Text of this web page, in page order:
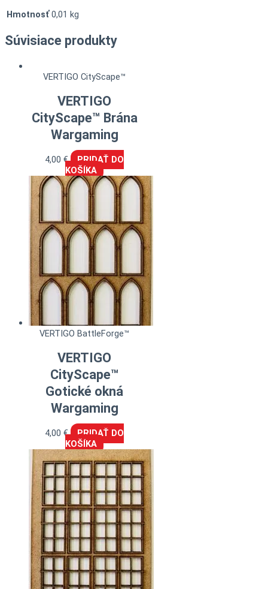
Hmotnosť 0,01 kg
Súvisiace produkty
VERTIGO CityScape™
VERTIGO
CityScape™ Brána
Wargaming
4,00€
PRIDAŤ DO
KOŠÍKA
VERTIGO BattleForge™
VERTIGO
CityScape™
Gotické okná
Wargaming
4,00€
PRIDAŤ DO
KOŠÍKA